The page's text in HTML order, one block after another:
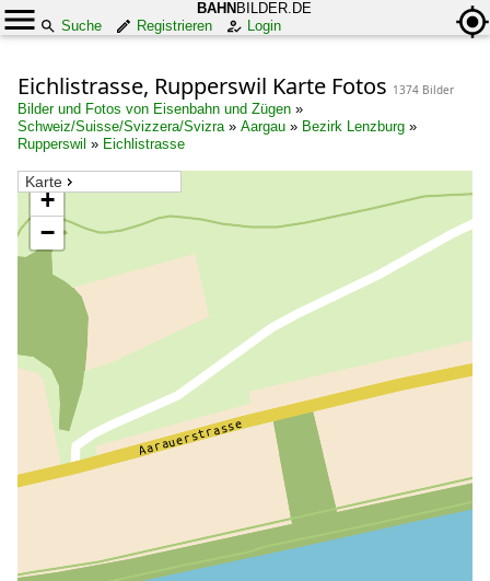
BAHN BILDER.DE
Suche
Registrieren Login
Eichlistrasse, Rupperswil Karte Fotos 1374 Bilder
Bilder und Fotos von Eisenbahn und Zügen »
Schweiz/Suisse/Svizzera/Svizra» Aargau » Bezirk Lenzburg »
Rupperswil » Eichlistrasse
Karte
+
−